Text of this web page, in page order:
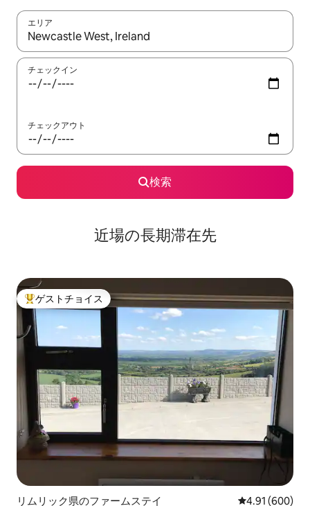
エリア
検索結果が表示されたら、上下の矢印キーを使って移動するか
チェックイン
チェックアウト
検索
近場の長期滞在先
大好評のゲストチョイスです。
ゲストチョイス
リムリック県のファームステイ レビュー600
4.91 (600)